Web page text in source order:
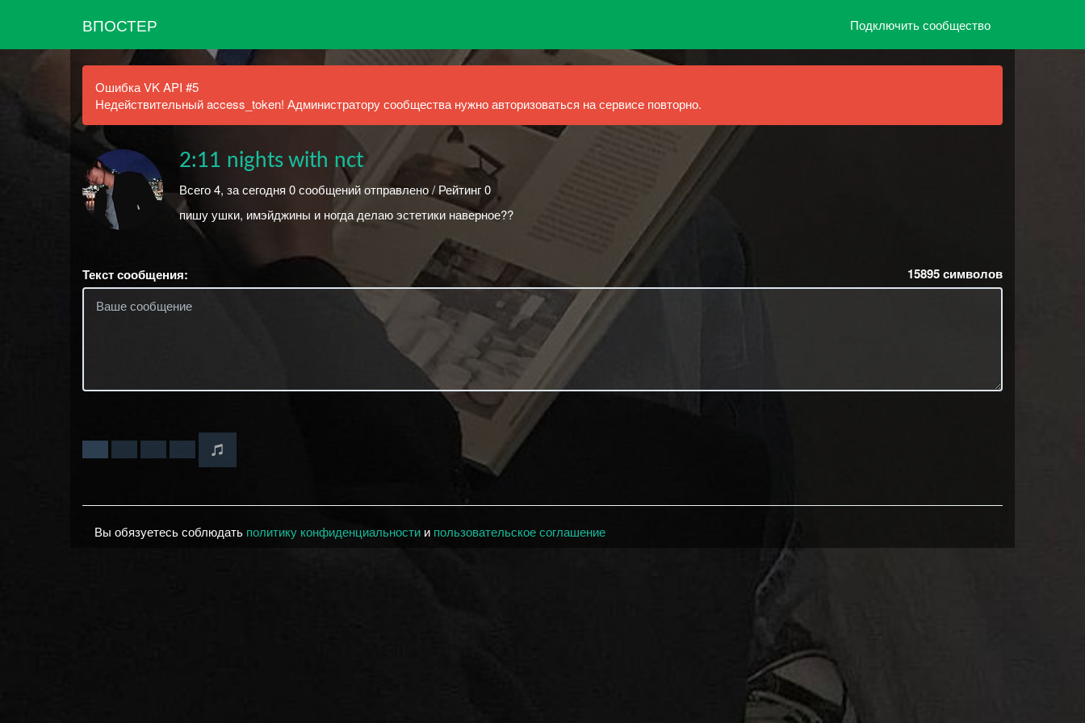
ВПОСТЕР Подключить сообщество
Ошибка VK API #5
Недействительный access_token! Администратору сообщества нужно авторизоваться на сервисе повторно.
2:11 nights with nct
Всего 4, за сегодня 0 сообщений отправлено / Рейтинг 0
пишу ушки, имэйджины и ногда делаю эстетики наверное??
Текст сообщения: 15895символов
Вы обязуетесь соблюдать политику конфиденциальности и пользовательское соглашение